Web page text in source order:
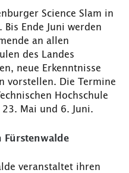
Science Slam in
Ende Juni werden
an allen
des Landes
neue Erkenntnisse
vorstellen. Die Termine
Hochschule
Mai und 6. Juni.
Fürstenwalde
veranstaltet ihren